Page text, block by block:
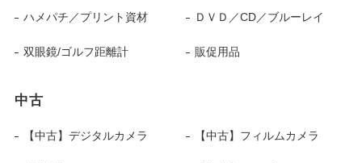
ハメパチ／プリント資材 ＤＶＤ／CD／ブルーレイ
双眼鏡/ゴルフ距離計 販促用品
中古
【中古】デジタルカメラ 【中古】フィルムカメラ